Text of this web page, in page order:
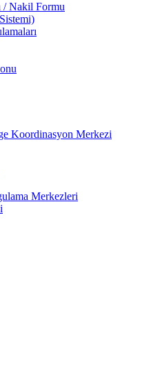
/ Nakil Formu
Koordinasyon Merkezi
Merkezleri